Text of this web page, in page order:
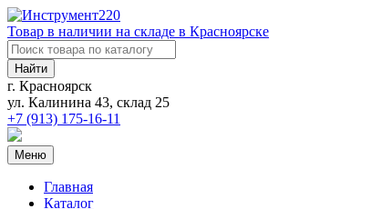
Товар в наличии на складе в Красноярске
Найти
г. Красноярск
ул. Калинина 43, склад 25
+7 (913) 175-16-11
Меню
Главная
Каталог